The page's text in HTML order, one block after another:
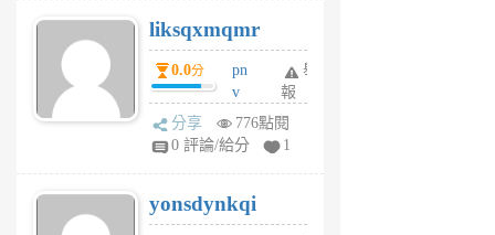
6
個
月
前
liksqxmqmr
0.0分
pn
v
wt
sv
6
個
舉
報
分享
776點閱
0 評論/給分
1
yonsdynkqi